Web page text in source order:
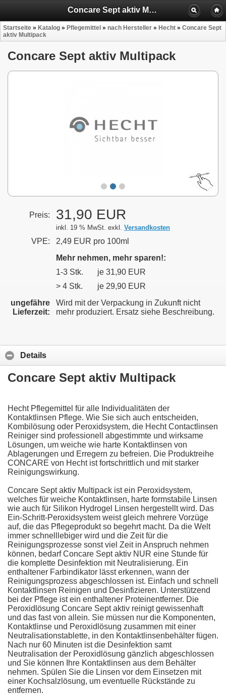
Concare Sept aktiv Multipack
Startseite » Katalog » Pflegemittel » nach Hersteller » Hecht » Concare Sept
aktiv Multipack
Concare Sept aktiv Multipack
Preis: 31,90 EUR
inkl. 19 % MwSt. exkl. Versandkosten
VPE:
2,49 EUR pro 100ml
Mehr nehmen, mehr sparen!:
1-3 Stk.
je 31,90 EUR
> 4 Stk.
je 29,90 EUR
ungefähre
Lieferzeit:
Wird mit der Verpackung in Zukunft nicht
mehr produziert. Ersatz siehe Beschreibung.
Details
Concare Sept aktiv Multipack
Hecht Pflegemittel für alle Individualitäten der
Kontaktlinsen Pflege. Wie Sie sich auch entscheiden,
Kombilösung oder Peroxidsystem, die Hecht Contactlinsen
Reiniger sind professionell abgestimmte und wirksame
Lösungen, um weiche wie harte Kontaktlinsen von
Ablagerungen und Erregern zu befreien. Die Produktreihe
CONCARE von Hecht ist fortschrittlich und mit starker
Reinigungswirkung.
Concare Sept aktiv Multipack ist ein Peroxidsystem,
welches für weiche Kontaktlinsen, harte formstabile Linsen
wie auch für Silikon Hydrogel Linsen hergestellt wird. Das
Ein-Schritt-Peroxidsystem weist gleich mehrere Vorzüge
auf, die das Pflegeprodukt so begehrt macht. Da die Welt
immer schnelllebiger wird und die Zeit für die
Reinigungsprozesse sonst viel Zeit in Anspruch nehmen
können, bedarf Concare Sept aktiv NUR eine Stunde für
die komplette Desinfektion mit Neutralisierung. Ein
enthaltener Farbindikator lässt erkennen, wann der
Reinigungsprozess abgeschlossen ist. Einfach und schnell
Kontaktlinsen Reinigen und Desinfizieren. Unterstützend
bei der Pflege ist ein enthaltener Proteinentferner. Die
Peroxidlösung Concare Sept aktiv reinigt gewissenhaft
und das fast von allein. Sie müssen nur die Komponenten,
Kontaktlinse und Peroxidlösung zusammen mit einer
Neutralisationstablette, in den Kontaktlinsenbehälter fügen.
Nach nur 60 Minuten ist die Desinfektion samt
Neutralisation der Peroxidlösung gänzlich abgeschlossen
und Sie können Ihre Kontaktlinsen aus dem Behälter
nehmen. Spülen Sie die Linsen vor dem Einsetzen mit
einer Kochsalzlösung, um eventuelle Rückstände zu
entfernen.